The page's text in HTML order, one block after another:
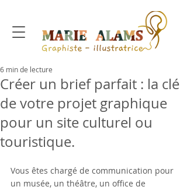
Créer un brief parfait : la clé
de votre projet graphique
pour un site culturel ou
touristique.
6 min de lecture
Vous êtes chargé de communication pour
un musée, un théâtre, un office de